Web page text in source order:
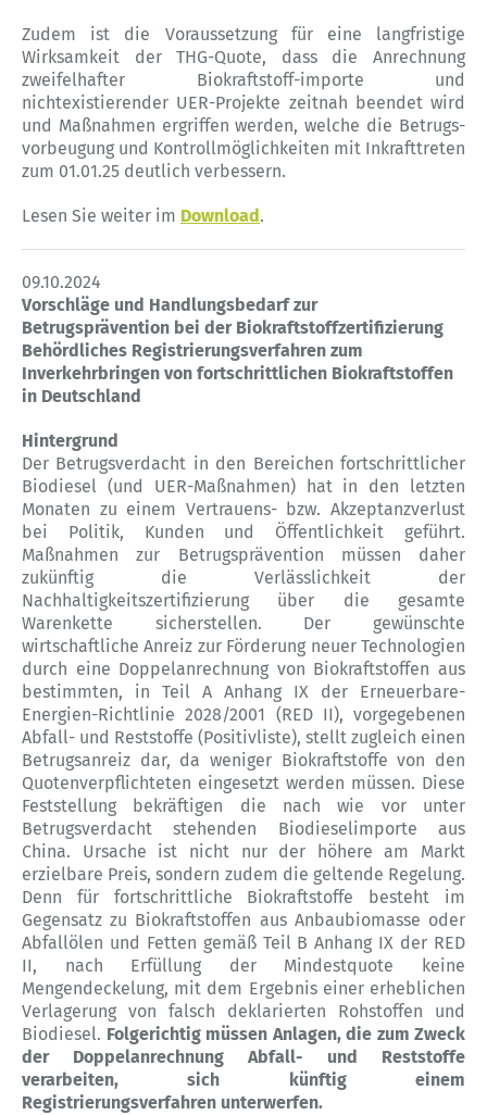
Zudem ist die Voraussetzung für eine langfristige
Wirksamkeit der THG-Quote, dass die Anrechnung
zweifelhafter Biokraftstoff-importe und
nichtexistierender UER-Projekte zeitnah beendet wird
und Maßnahmen ergriffen werden, welche die Betrugs-
vorbeugung und Kontrollmöglichkeiten mit Inkrafttreten
zum 01.01.25 deutlich verbessern.
Lesen Sie weiter im Download .
09.10.2024
Vorschläge und Handlungsbedarf zur
Betrugsprävention bei der Biokraftstoffzertifizierung
Behördliches Registrierungsverfahren zum
Inverkehrbringen von fortschrittlichen Biokraftstoffen
in Deutschland
Hintergrund
Der Betrugsverdacht in den Bereichen fortschrittlicher
Biodiesel (und UER-Maßnahmen) hat in den letzten
Monaten zu einem Vertrauens- bzw. Akzeptanzverlust
bei Politik, Kunden und Öffentlichkeit geführt.
Maßnahmen zur Betrugsprävention müssen daher
zukünftig die Verlässlichkeit der
Nachhaltigkeitszertifizierung über die gesamte
Warenkette sicherstellen. Der gewünschte
wirtschaftliche Anreiz zur Förderung neuer Technologien
durch eine Doppelanrechnung von Biokraftstoffen aus
bestimmten, in Teil A Anhang IX der Erneuerbare-
Energien-Richtlinie 2028/2001 (RED II), vorgegebenen
Abfall- und Reststoffe (Positivliste), stellt zugleich einen
Betrugsanreiz dar, da weniger Biokraftstoffe von den
Quotenverpflichteten eingesetzt werden müssen. Diese
Feststellung bekräftigen die nach wie vor unter
Betrugsverdacht stehenden Biodieselimporte aus
China. Ursache ist nicht nur der höhere am Markt
erzielbare Preis, sondern zudem die geltende Regelung.
Denn für fortschrittliche Biokraftstoffe besteht im
Gegensatz zu Biokraftstoffen aus Anbaubiomasse oder
Abfallölen und Fetten gemäß Teil B Anhang IX der RED
II, nach Erfüllung der Mindestquote keine
Mengendeckelung, mit dem Ergebnis einer erheblichen
Verlagerung von falsch deklarierten Rohstoffen und
Biodiesel. Folgerichtig müssen Anlagen, die zum Zweck
der Doppelanrechnung Abfall- und Reststoffe
verarbeiten, sich künftig einem
Registrierungsverfahren unterwerfen.